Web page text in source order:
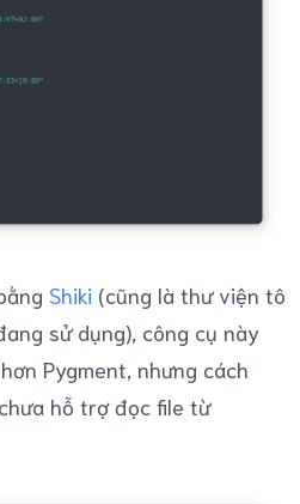
Shiki (cũng là thư viện tô
sử dụng), công cụ này
Pygment, nhưng cách
hỗ trợ đọc file từ